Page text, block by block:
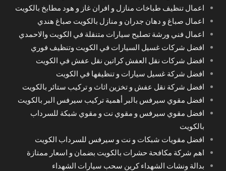
اعمال تنظيف طباخات منازل و افران غاز و هود مطابخ بالكويت
اعمال صباغ و دهان جدران و منازل بالكويت صباغ هندي
اعمال فني ورشة تصليح سيارات متنقلة في الكويت والاحمدي
افضل شركات غسيل السيارات في الكويت وتنظيف فوري
افضل شركات نقل العفش كراتين نقل عفش في الكويت
افضل شركة غسيل سيارات و تنظيفها في الكويت
افضل شركة نقل عفش و تخزين اثاث و تركيب ستائر بالكويت
افضل مقوي سيرفس بالبر أهمية تركيب سيرفس البر بالكويت
افضل مقوي سيرفس و مقوي نت و مقوي شبكة للسرداب
بالكويت
افضل مقويات شبكات و نت و سيرفس للسرداب الكويت
اهم شركة مكافحة حشرات بالكويت بضمان و اسعار ممتازة
بدالة ونشات الشهداء كرين سحب سيارات الشهداء